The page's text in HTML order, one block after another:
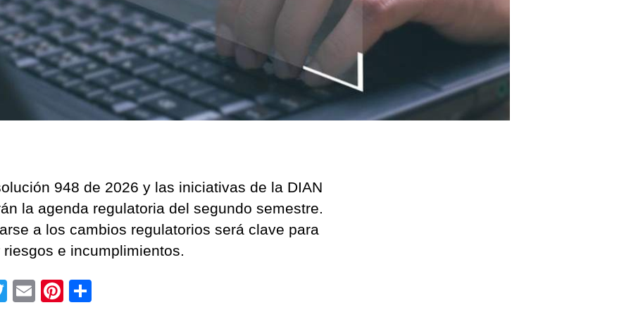
948 de 2026 y las iniciativas de la DIAN
la agenda regulatoria del segundo semestre.
a los cambios regulatorios será clave para
riesgos e incumplimientos.
T
E
Pi